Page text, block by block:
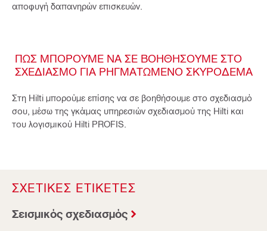
αποφυγή δαπανηρών επισκευών.
ΠΩΣ ΜΠΟΡΟΥΜΕ ΝΑ ΣΕ ΒΟΗΘΗΣΟΥΜΕ ΣΤΟ
ΣΧΕΔΙΑΣΜΟ ΓΙΑ ΡΗΓΜΑΤΩΜΕΝΟ ΣΚΥΡΟΔΕΜΑ
Στη Hilti μπορούμε επίσης να σε βοηθήσουμε στο σχεδιασμό
σου, μέσω της γκάμας υπηρεσιών σχεδιασμού της Hilti και
του λογισμικού Hilti PROFIS.
ΣΧΕΤΙΚΕΣ ΕΤΙΚΕΤΕΣ
Σεισμικός σχεδιασμός